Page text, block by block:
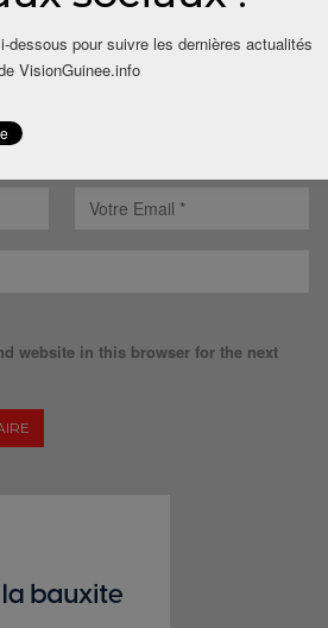
website in this browser for the next
dessous pour suivre les dernières actualités
VisionGuinee.info